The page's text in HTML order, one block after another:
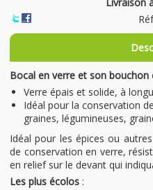
Bocal en verre et son bouchon
Verre épais et solide, à
Idéal pour la conservation
graines, légumineuses,
Idéal pour les épices ou
de conservation en verre,
en relief sur le devant qui
Les plus écolos :